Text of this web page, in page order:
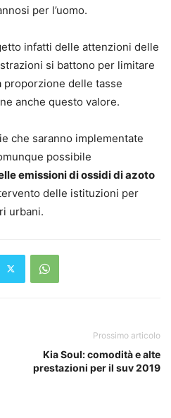
per l’uomo.
infatti delle attenzioni delle
si battono per limitare
proporzione delle tasse
anche questo valore.
che saranno implementate
possibile
emissioni di ossidi di azoto
delle istituzioni per
urbani.
Prossimo articolo
Kia Soul: comodità e alte
prestazioni per il suv 2019